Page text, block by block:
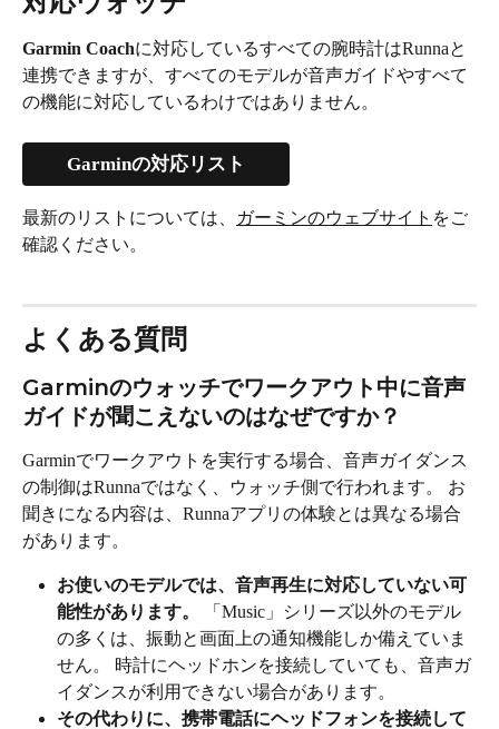
Garmin Coachに対応しているすべての腕時計はRunnaと
連携できますが、すべてのモデルが音声ガイドやすべて
の機能に対応しているわけではありません。
Garminの対応リスト
最新のリストについては、 ガーミンのウェブサイト をご
確認ください。
よくある質問
Garminのウォッチでワークアウト中に音声
ガイドが聞こえないのはなぜですか？
Garminでワークアウトを実行する場合、音声ガイダンス
の制御はRunnaではなく、ウォッチ側で行われます。 お
聞きになる内容は、Runnaアプリの体験とは異なる場合
があります。
お使いのモデルでは、音声再生に対応していない可
能性があります。
「Music」シリーズ以外のモデル
の多くは、振動と画面上の通知機能しか備えていま
せん。 時計にヘッドホンを接続していても、音声ガ
イダンスが利用できない場合があります。
その代わりに、携帯電話にヘッドフォンを接続して